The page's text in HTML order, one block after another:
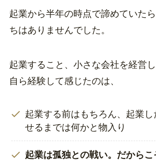
起業から半年の時点で諦めていた
ちはありませんでした。
起業すること、小さな会社を経営
自ら経験して感じたのは、
起業する前はもちろん、起業
せるまでは何かと物入り
起業は孤独との戦い。だから